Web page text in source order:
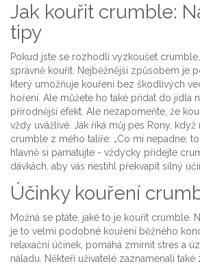
Jak kouřit crumble:
tipy
Pokud jste se rozhodli vyzkoušet
správně kouřit. Nejběžnější způsobem je
který umožňuje kouření bez škodlivých
hoření. Ale můžete ho také přidat do jídla
přírodnější efekt. Ale nezapomeňte, že
vždy uvážlivé. Jak říká můj pes Rony,
crumble z mého talíře: „Co mi nepadne,
hlavně si pamatujte - vždycky přidejte
dávkách, aby vás nestihl překvapit silný
Účinky kouření
Možná se ptáte, jaké to je kouřit crumble.
je to velmi podobné kouření běžného
relaxační účinek, pomáhá zmírnit stres a
náladu. Někteří uživatelé zaznamenali